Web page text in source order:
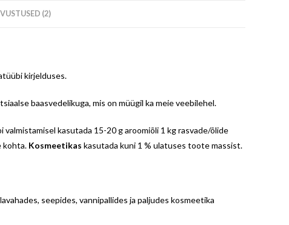
(2)
kirjelduses.
baasvedelikuga, mis on müügil ka meie veebilehel.
valmistamisel kasutada 15-20 g aroomiõli 1 kg rasvade/õlide
kohta. Kosmeetikas kasutada kuni 1 % ulatuses toote massist.
seepides, vannipallides ja paljudes kosmeetika